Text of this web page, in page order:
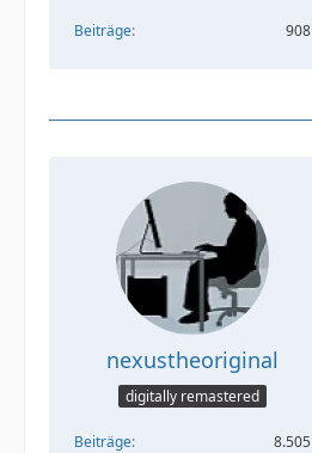
Beiträge 908
nexustheoriginal
digitally remastered
Beiträge 8.505